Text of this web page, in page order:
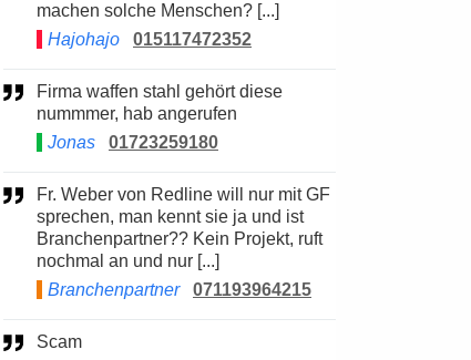
machen solche Menschen? [...]
Hajohajo
015117472352
Firma waffen stahl gehört diese
nummmer, hab angerufen
Jonas
01723259180
Fr. Weber von Redline will nur mit GF
sprechen, man kennt sie ja und ist
Branchenpartner?? Kein Projekt, ruft
nochmal an und nur [...]
Branchenpartner
071193964215
Scam